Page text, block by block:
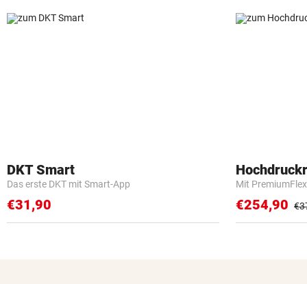
DKT Smart
Das erste DKT mit Smart-App
€31,90
Mit
€254,90